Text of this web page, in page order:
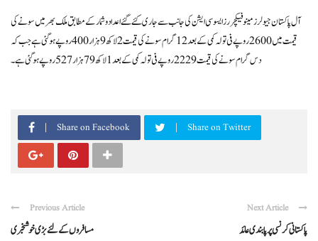
آل پاکستان جیولرز مینوفیکچررز ایسوسی ایشن کی جانب سے جاری کئے گئے اعداد و شمار کے مطابق ملک بھر میں سونے کی
قیمت میں 2600 روپے فی تولہ کمی کے بعد 12 گرام سونے کی قیمت 2 لاکھ 9 ہزار 400 روپے ہوگئی ہے جب کہ
دس گرام سونے کی قیمت 2229 روپے فی تولہ کمی کے بعد 1 لاکھ 79 ہزار 527 روپے ہوگئی ہے۔
Share on Facebook Share on Twitter
Previous Article
مسافروں کے لئے بڑی خوشخبری
Next Article
پاکستانی کرنسی پر پابندی عائد